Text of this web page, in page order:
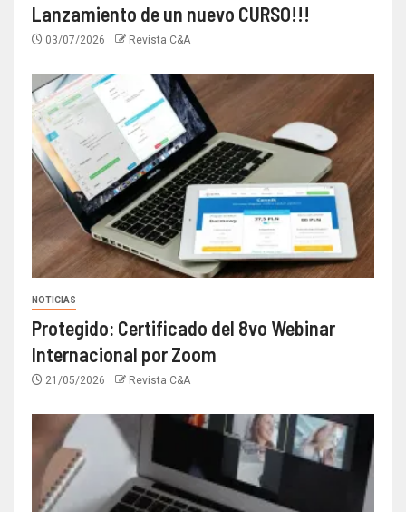
Lanzamiento de un nuevo CURSO!!!
03/07/2026 Revista C&A
NOTICIAS
Protegido: Certificado del 8vo Webinar
Internacional por Zoom
21/05/2026 Revista C&A